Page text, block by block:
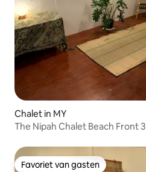
Chalet in MY
The Nipah Chalet Beach Front 3
Favoriet van gasten
Favoriet van gasten